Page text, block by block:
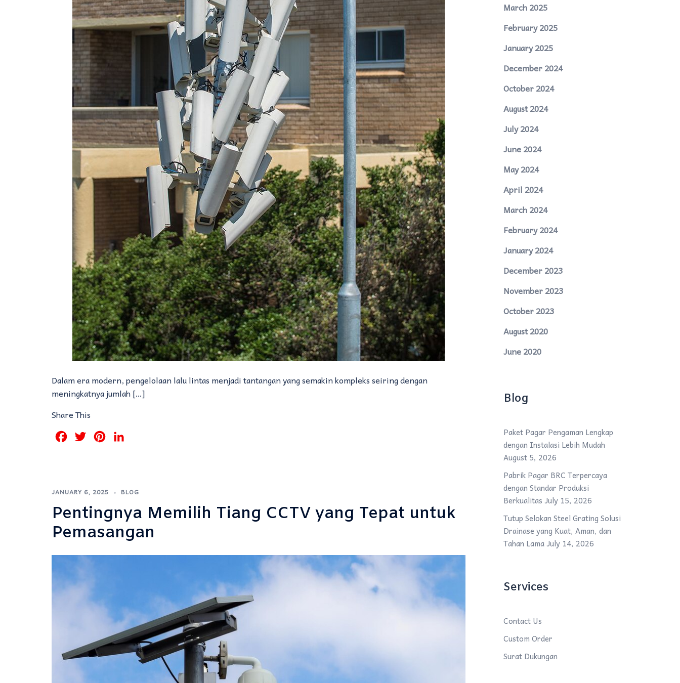
Dalam era modern, pengelolaan lalu lintas menjadi tantangan yang semakin kompleks seiring dengan
meningkatnya jumlah […]
Share This
FacebookTwitterPinterest
JANUARY 6, 2025 BLOG
Pentingnya Memilih Tiang CCTV yang Tepat untuk
Pemasangan
March 2025
February 2025
January 2025
December 2024
October 2024
August 2024
July 2024
June 2024
May 2024
April 2024
March 2024
February 2024
January 2024
December 2023
November 2023
October 2023
August 2020
June 2020
Blog
Paket Pagar Pengaman Lengkap
dengan Instalasi Lebih Mudah
August 5, 2026
Pabrik Pagar BRC Terpercaya
dengan Standar Produksi
Berkualitas July 15, 2026
Tutup Selokan Steel Grating Solusi
Drainase yang Kuat, Aman, dan
Tahan Lama July 14, 2026
Services
Contact Us
Custom Order
Surat Dukungan